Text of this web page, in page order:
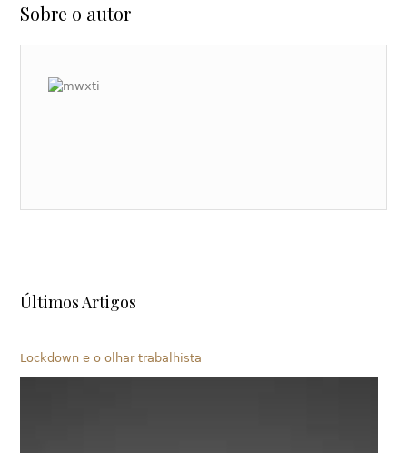
Sobre o autor
Últimos Artigos
Lockdown e o olhar trabalhista